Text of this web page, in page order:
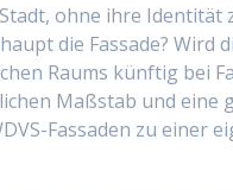
ohne ihre Identität
die Fassade? Wird
Raums künftig bei
Maßstab und
Fassaden zu einer